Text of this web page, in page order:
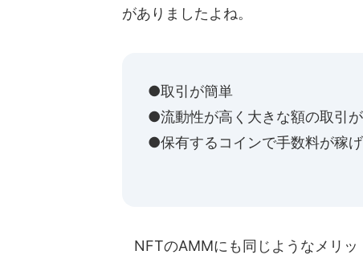
がありましたよね。
●取引が簡単
●流動性が高く大きな額の取引
●保有するコインで手数料が稼
NFTのAMMにも同じようなメリッ